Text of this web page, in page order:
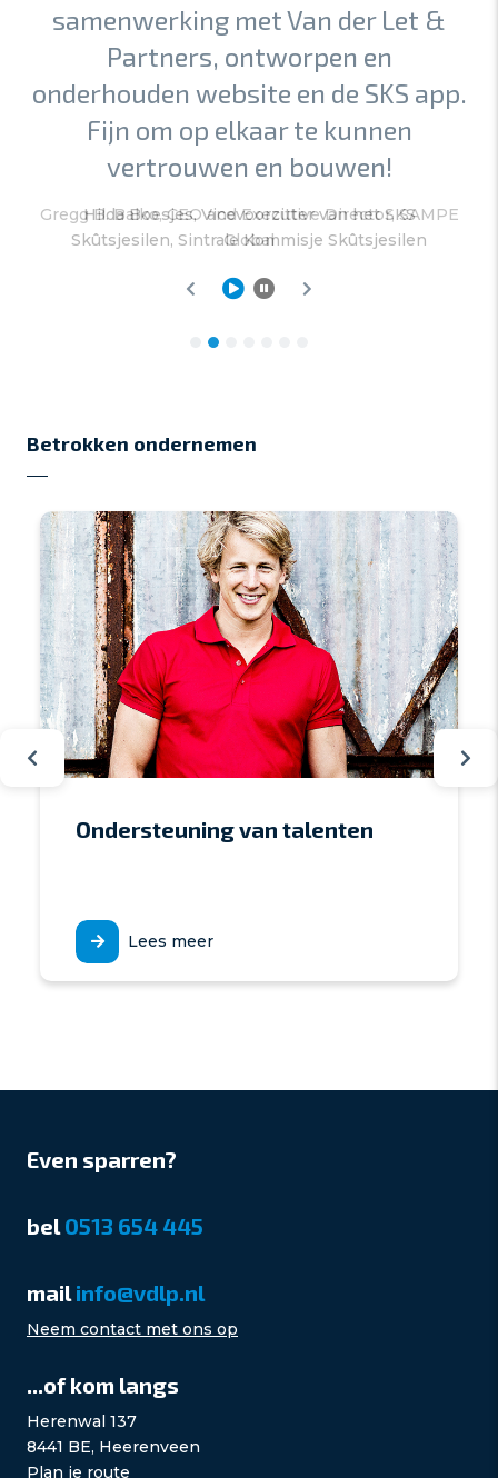
samenwerking met Van der Let &
Partners, ontworpen en
onderhouden website en de SKS app.
Fijn om op elkaar te kunnen
vertrouwen en bouwen!
Hilda Boesjes, Vicevoorzitter van het SKS
Skûtsjesilen, Sintrale Kommisje Skûtsjesilen
Betrokken ondernemen
Ondersteuning van talenten
Lees meer
Even sparren?
bel0513 654 445
mailinfo@vdlp.nl
Neem contact met ons op
...of kom langs
Herenwal 137
8441 BE, Heerenveen
Plan je route